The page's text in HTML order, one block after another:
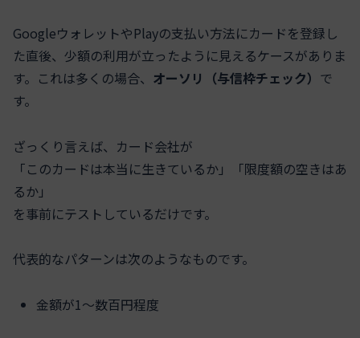
GoogleウォレットやPlayの支払い方法にカードを登録し
た直後、少額の利用が立ったように見えるケースがありま
す。これは多くの場合、 オーソリ（与信枠チェック） で
す。
ざっくり言えば、カード会社が
「このカードは本当に生きているか」「限度額の空きはあ
るか」
を事前にテストしているだけです。
代表的なパターンは次のようなものです。
金額が1〜数百円程度